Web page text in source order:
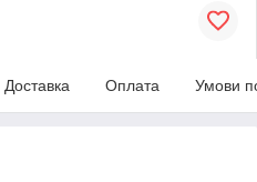
Доставка Оплата Умови